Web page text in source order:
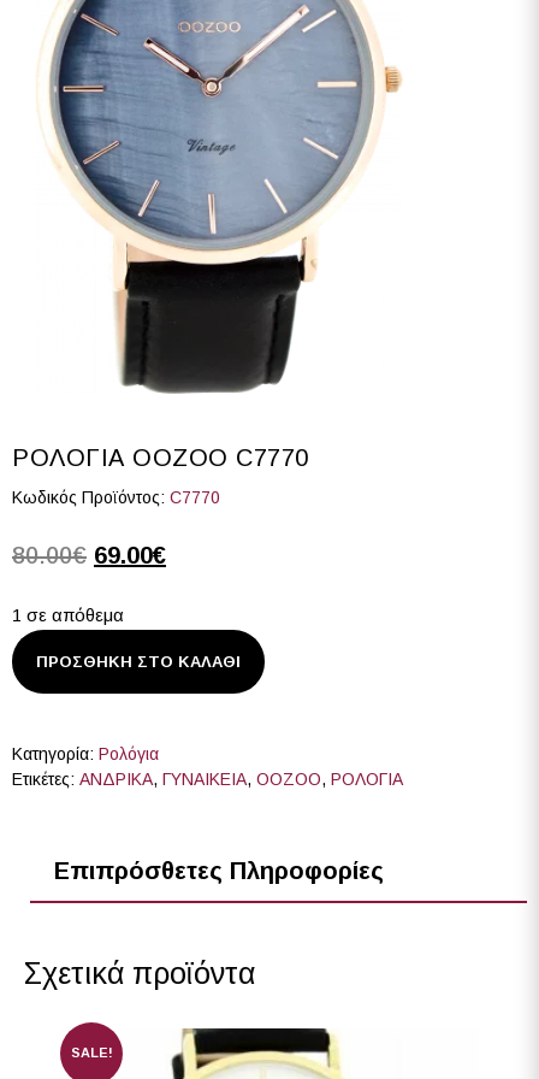
ΡΟΛΟΓΙΑ OOZOO C7770
Κωδικός Προϊόντος: C7770
80.00€ 69.00€
1 σε απόθεμα
ΠΡΟΣΘΉΚΗ ΣΤΟ ΚΑΛΆΘΙ
Κατηγορία: Ρολόγια
Ετικέτες: ΑΝΔΡΙΚΑ, ΓΥΝΑΙΚΕΙΑ, ΟΟΖΟΟ, ΡΟΛΟΓΙΑ
Επιπρόσθετες Πληροφορίες
Σχετικά προϊόντα
SALE!